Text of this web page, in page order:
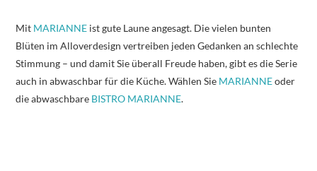
Mit MARIANNE ist gute Laune angesagt. Die vielen bunten
Blüten im Alloverdesign vertreiben jeden Gedanken an schlechte
Stimmung – und damit Sie überall Freude haben, gibt es die Serie
auch in abwaschbar für die Küche. Wählen Sie MARIANNEoder
die abwaschbare BISTRO MARIANNE.